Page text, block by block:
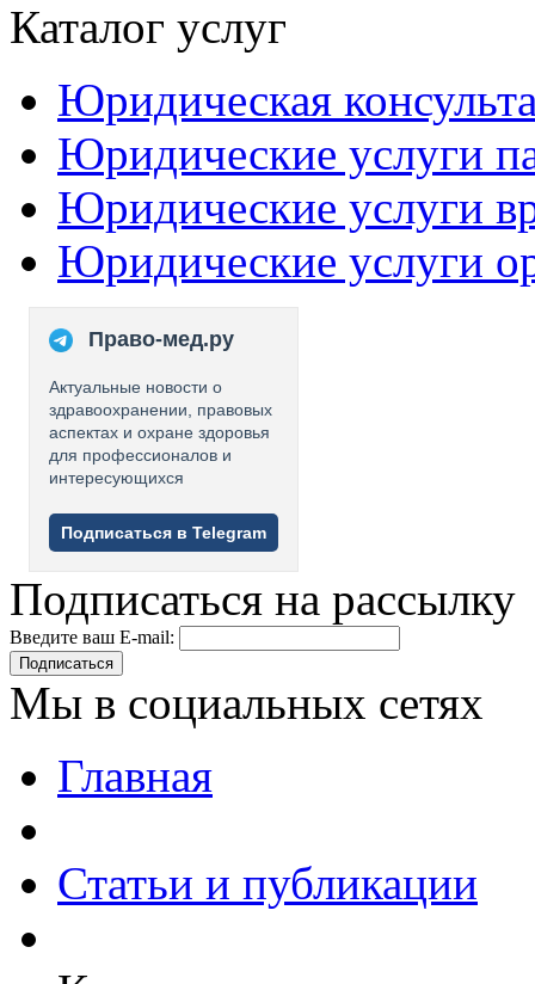
Каталог услуг
Юридическая
Юридические услуги
Юридические услуги
Юридические услуги
Право-мед.ру
Актуальные новости о
здравоохранении, правовых
аспектах и охране здоровья
для профессионалов и
интересующихся
Подписаться в Telegram
Подписаться на рассылку
Введите ваш E-mail:
Подписаться
Мы в социальных сетях
Главная
Статьи и публикации